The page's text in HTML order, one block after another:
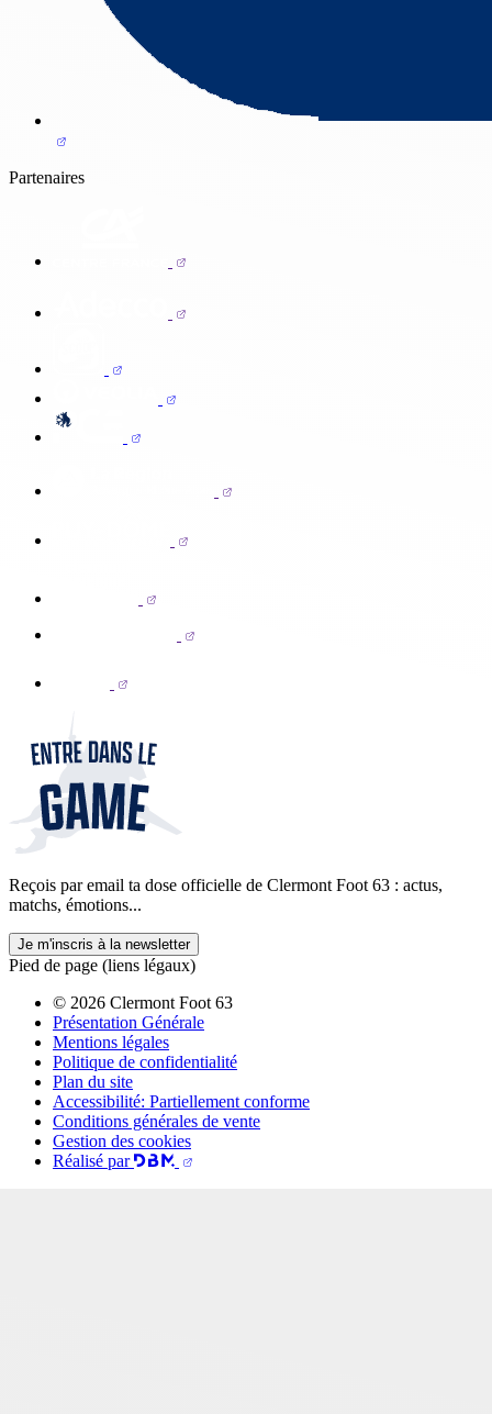
Partenaires
Reçois par email ta dose officielle de Clermont Foot 63 : actus,
matchs, émotions...
Je m'inscris à la newsletter
Pied de page (liens légaux)
© 2026 Clermont Foot 63
Présentation Générale
Mentions légales
Politique de confidentialité
Plan du site
Accessibilité: Partiellement conforme
Conditions générales de vente
Gestion des cookies
Réalisé par